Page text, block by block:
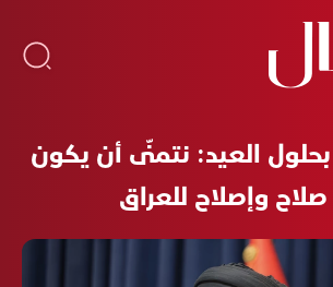
بحلول العيد: نتمنّى أن يكون
وإصلاح للعراق